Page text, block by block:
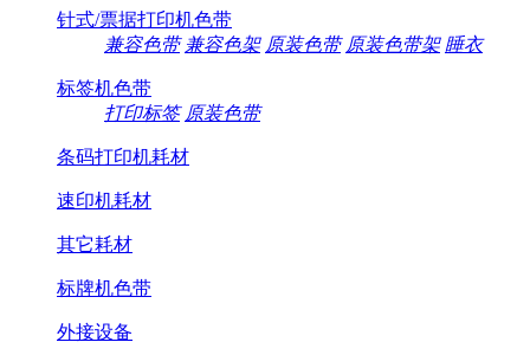
针式/票据打印机色带
兼容色带 兼容色架 原装色带 原装色带架 睡衣
标签机色带
打印标签 原装色带
条码打印机耗材
速印机耗材
其它耗材
标牌机色带
外接设备